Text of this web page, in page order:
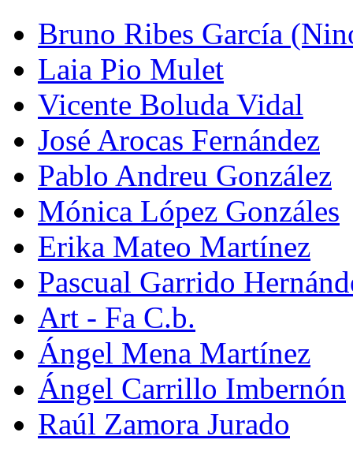
Bruno Ribes García
Laia Pio Mulet
Vicente Boluda Vidal
José Arocas Fernández
Pablo Andreu González
Mónica López Gonzáles
Erika Mateo Martínez
Pascual Garrido
Art - Fa C.b.
Ángel Mena Martínez
Ángel Carrillo Imbernón
Raúl Zamora Jurado